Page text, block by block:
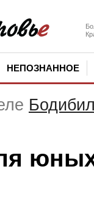
НЕПОЗНАННОЕ